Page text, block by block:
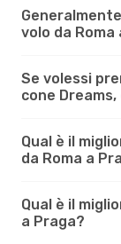
volo da Roma
Se volessi
cone
Qual è il
da Roma a
Qual è il
a Praga?